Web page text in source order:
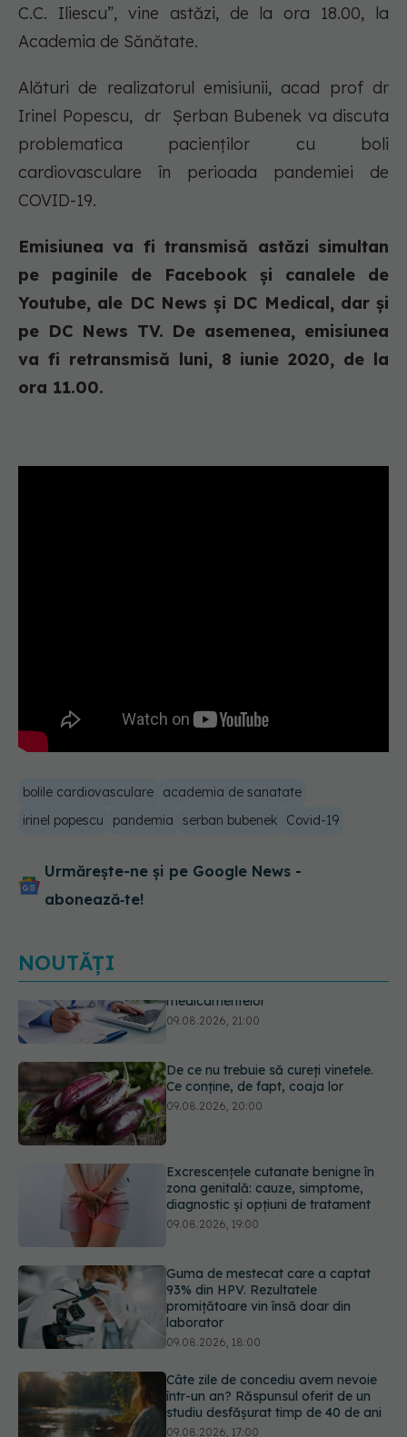
C.C. Iliescu”, vine astăzi, de la ora 18.00, la
Academia de Sănătate.
Alături de realizatorul emisiunii, acad prof dr
Irinel Popescu, dr Șerban Bubenek va discuta
problematica pacienților cu boli
cardiovasculare în perioada pandemiei de
COVID-19.
Emisiunea va fi transmisă astăzi simultan
pe paginile de Facebook și canalele de
Youtube, ale DC News și DC Medical, dar și
pe DC News TV. De asemenea, emisiunea
va fi retransmisă luni, 8 iunie 2020, de la
ora 11.00.
bolile cardiovasculare
academia de sanatate
irinel popescu
pandemia serban bubenek Covid-19
Urmărește-ne și pe Google News -
abonează‑te!
NOUTĂȚI
De ce nu trebuie să cureți vinetele.
09.08.2026, 20:00
09.08.2026, 19:00
Guma de mestecat care a captat
laborator
09.08.2026, 18:00
Câte zile de concediu avem nevoie
într-un an? Răspunsul oferit de un
09.08.2026, 17:00